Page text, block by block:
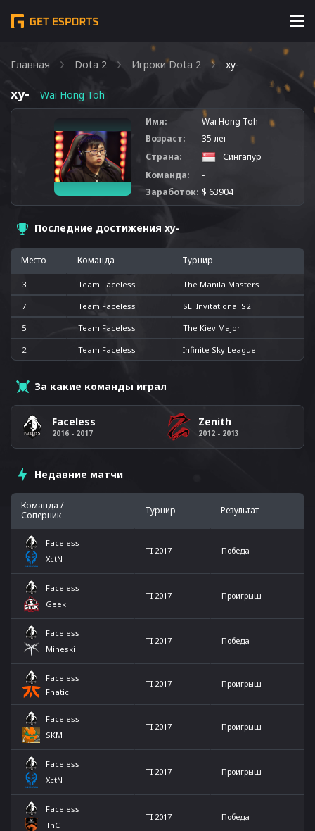
Главная Dota 2 Игроки Dota 2 xy-
xy- Wai Hong Toh
Имя:
Wai Hong Toh
Возраст:
35 лет
Страна:
Сингапур
Команда:
-
Заработок: $ 63904
Последние достижения xy-
Место Команда Турнир
3 Team Faceless The Manila Masters
7 Team Faceless SLi Invitational S2
5 Team Faceless The Kiev Major
2 Team Faceless Infinite Sky League
Недавние матчи
Команда /
Соперник
Турнир Результат
Faceless
XctN
TI 2017 Победа
Faceless
Geek
TI 2017 Проигрыш
Faceless
Mineski
TI 2017 Победа
Faceless
Fnatic
TI 2017 Проигрыш
Faceless
SKM
TI 2017 Проигрыш
Faceless
XctN
TI 2017 Проигрыш
Faceless
TnC
TI 2017 Победа
За какие команды играл
Faceless
2016 - 2017
Zenith
2012 - 2013